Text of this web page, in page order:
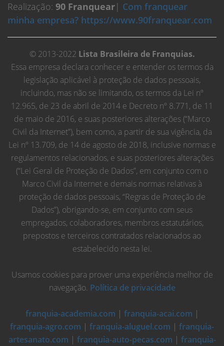
Realização: 90 Franquear| Com franquear
minha empresa? https://www.90franquear.com
© 2013-2022 Lista Brasileira de Franquias.
Essa empresa declara conhecer e entender os termos da
legislação aplicável à proteção de dados pessoais,
incluindo, mas não se limitando, os termos da Lei nº
12.965, de 23 de abril de 2014 e Decreto nº 8.771, de 11
de maio de 2016, e suas posteriores alterações (“Marco
Civil da Internet”), bem como, a partir de sua vigência, da
Lei nº 13.709, de 14 de agosto de 2018, inclusive normas e
regulamentos relacionados, e suas posteriores alterações
(“Lei Geral de Proteção de Dados”, em conjunto com o
Marco Civil da Internet e demais normas relativas à
proteção de dados pessoais, “Regras de Proteção de
Dados”), obrigando-se, em conjunto com seus
empregados, colaboradores, membros estatutários,
prepostos e terceiros contratados relacionados ao
estabelecido nesta lei.
Usamos cookies para prover uma experiência melhor de
navegação. Política de privacidade
franquia-academia.com | franquia-acai.com |
franquia-agro.com | franquia-aluguel.com | franquia-
artesanato.com | franquia-auto-pecas.com | franquia-